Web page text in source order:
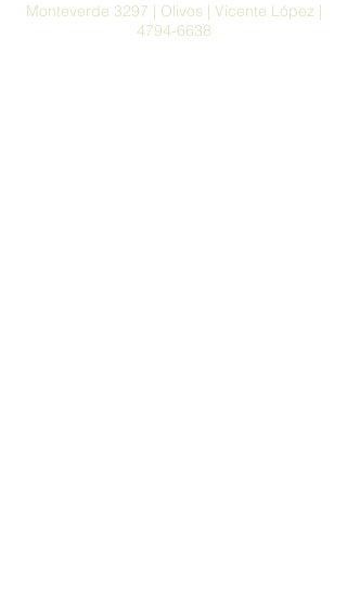
Monteverde 3297 | Olivos | Vicente López |
4794-6638